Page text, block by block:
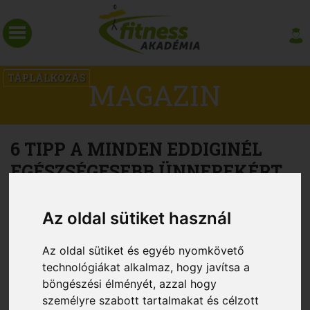
Az oldal sütiket használ
Az oldal sütiket és egyéb nyomkövető
technológiákat alkalmaz, hogy javítsa a
böngészési élményét, azzal hogy
személyre szabott tartalmakat és célzott
TÁPLÁLKOZÁS MAGAZIN
6 TIPP A MINDEN EDDIGINÉL
EGÉSZSÉGESEBB ÜNNEPEKÉRT